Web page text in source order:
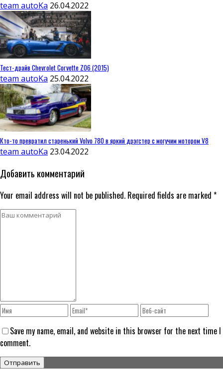
team autoKa 26.04.2022
Тест-драйв Chevrolet Corvette Z06 (2015)
team autoKa 25.04.2022
Кто-то превратил старенький Volvo 780 в яркий дрэгстер с могучим мотором V8
team autoKa 23.04.2022
Добавить комментарий
Your email address will not be published. Required fields are marked *
Save my name, email, and website in this browser for the next time I
comment.